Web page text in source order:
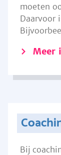
moeten
Daarvoor
Meer
Bij